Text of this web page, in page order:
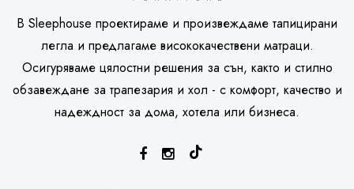
В Sleephouse проектираме и произвеждаме тапицирани
легла и предлагаме висококачествени матраци.
Осигуряваме цялостни решения за сън, както и стилно
обзавеждане за трапезария и хол - с комфорт, качество и
надеждност за дома, хотела или бизнеса.
SleepHouse асистент